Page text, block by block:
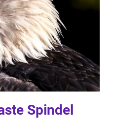
Spindel